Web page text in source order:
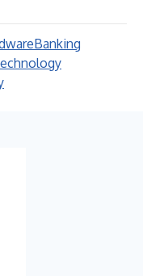
Banking